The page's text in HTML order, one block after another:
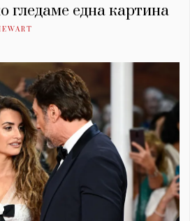
гледаме една картина